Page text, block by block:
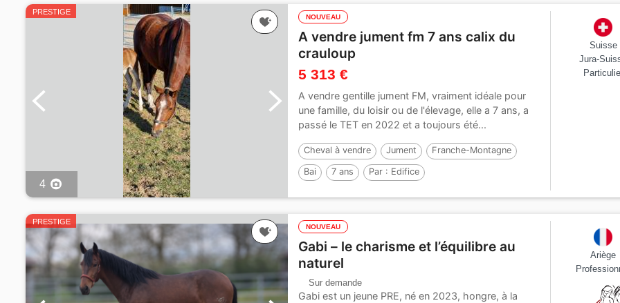
PRESTIGE
4
NOUVEAU
A vendre jument fm 7 ans calix du
crauloup
5 313 €
A vendre gentille jument FM, vraiment idéale pour
une famille, du loisir ou de l'élevage, elle a 7 ans, a
passé le TET en 2022 et a toujours été...
Cheval à vendre Jument Franche-Montagne
Bai 7 ans Par : Edifice
Suisse
Jura-
PRESTIGE
NOUVEAU
Gabi – le charisme et l’équilibre au
naturel
Sur demande
Gabi est un jeune PRE, né en 2023, hongre, à la
Ariège